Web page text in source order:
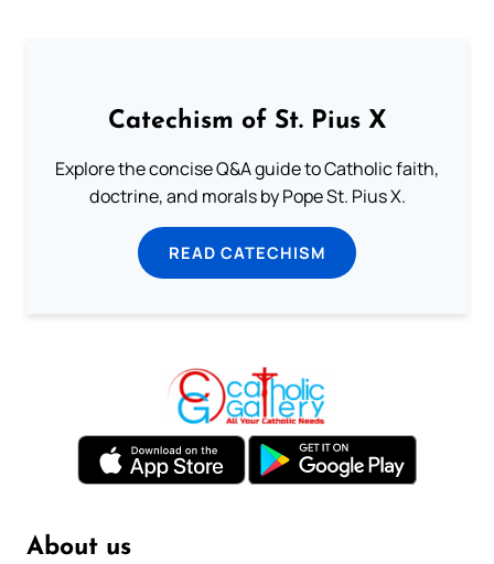
Catechism of St. Pius X
Explore the concise Q&A guide to Catholic faith,
doctrine, and morals by Pope St. Pius X.
READ CATECHISM
About us